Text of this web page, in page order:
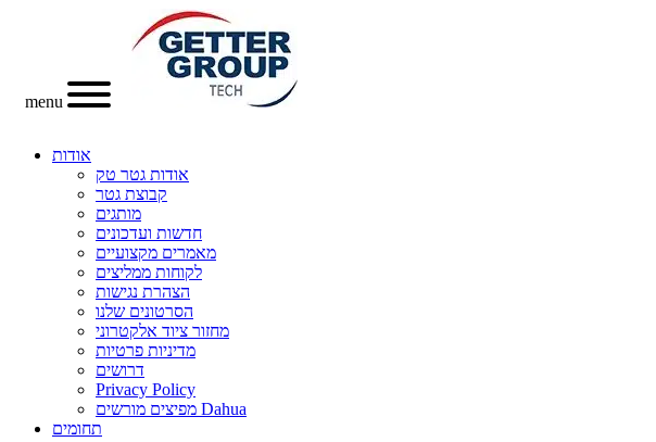
menu
אודות
אודות גטר טק
קבוצת גטר
מותגים
חדשות ועדכונים
מאמרים מקצועיים
לקוחות ממליצים
הצהרת נגישות
הסרטונים שלנו
מחזור ציוד אלקטרוני
מדיניות פרטיות
דרושים
Privacy Policy
מפיצים מורשים Dahua
תחומים